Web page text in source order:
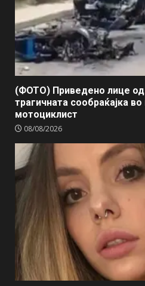
(ФОТО) Приведено лице од
трагичната сообраќајка во
мотоциклист
08/08/2026